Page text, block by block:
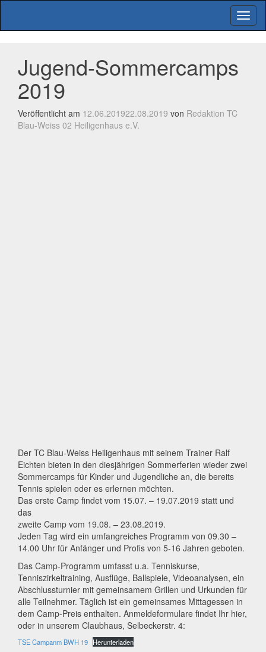
Menu
Jugend-Sommercamps
2019
Veröffentlicht am 12.06.201922.08.2019 von Redaktion TC
Blau-Weiss 02 Heiligenhaus e.V.
Der TC Blau-Weiss Heiligenhaus mit seinem Trainer Ralf
Eichten bieten in den diesjährigen Sommerferien wieder zwei
Sommercamps für Kinder und Jugendliche an, die bereits
Tennis spielen oder es erlernen möchten.
Das erste Camp findet vom 15.07. – 19.07.2019 statt und
das
zweite Camp vom 19.08. – 23.08.2019.
Jeden Tag wird ein umfangreiches Programm von 09.30 –
14.00 Uhr für Anfänger und Profis von 5-16 Jahren geboten.
Das Camp-Programm umfasst u.a. Tenniskurse,
Tenniszirkeltraining, Ausflüge, Ballspiele, Videoanalysen, ein
Abschlussturnier mit gemeinsamem Grillen und Urkunden für
alle Teilnehmer. Täglich ist ein gemeinsames Mittagessen in
dem Camp-Preis enthalten. Anmeldeformulare findet Ihr hier,
oder in unserem Claubhaus, Selbeckerstr. 4:
TSE Campanm BWH 19 Herunterladen